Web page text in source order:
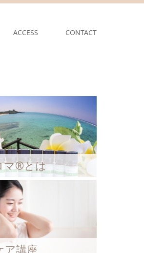
ACCESS CONTACT
マ®とは
ア講座